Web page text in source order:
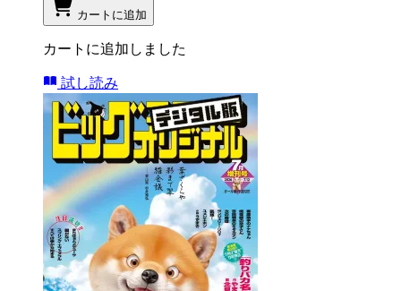
カートに追加
カートに追加しました
試し読み